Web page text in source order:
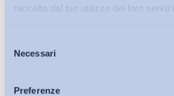
raccolto dal tuo utilizzo dei loro servizi.
delNecessari
Preferenze
Bollettini ADAPT
Articoli